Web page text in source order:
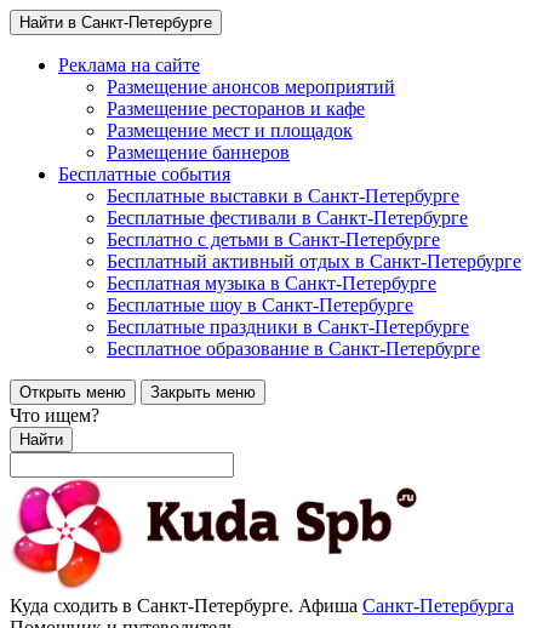
Найти в Санкт-Петербурге
Реклама на сайте
Размещение анонсов мероприятий
Размещение ресторанов и кафе
Размещение мест и площадок
Размещение баннеров
Бесплатные события
Бесплатные выставки в Санкт-Петербурге
Бесплатные фестивали в Санкт-Петербурге
Бесплатно с детьми в Санкт-Петербурге
Бесплатный активный отдых в Санкт-Петербурге
Бесплатная музыка в Санкт-Петербурге
Бесплатные шоу в Санкт-Петербурге
Бесплатные праздники в Санкт-Петербурге
Бесплатное образование в Санкт-Петербурге
Открыть меню Закрыть меню
Что ищем?
Найти
Куда сходить в Санкт-Петербурге. Афиша Санкт-Петербурга